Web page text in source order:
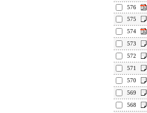
576
575
574
573
572
571
570
569
568